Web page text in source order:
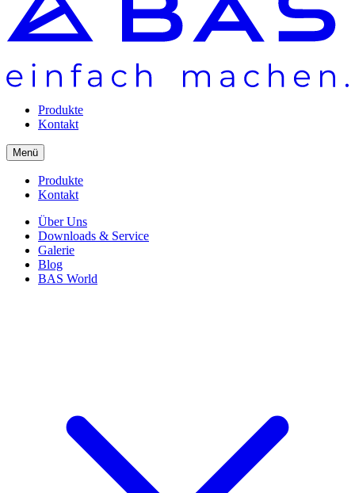
Produkte
Kontakt
Menü
Produkte
Kontakt
Über Uns
Downloads & Service
Galerie
Blog
BAS World